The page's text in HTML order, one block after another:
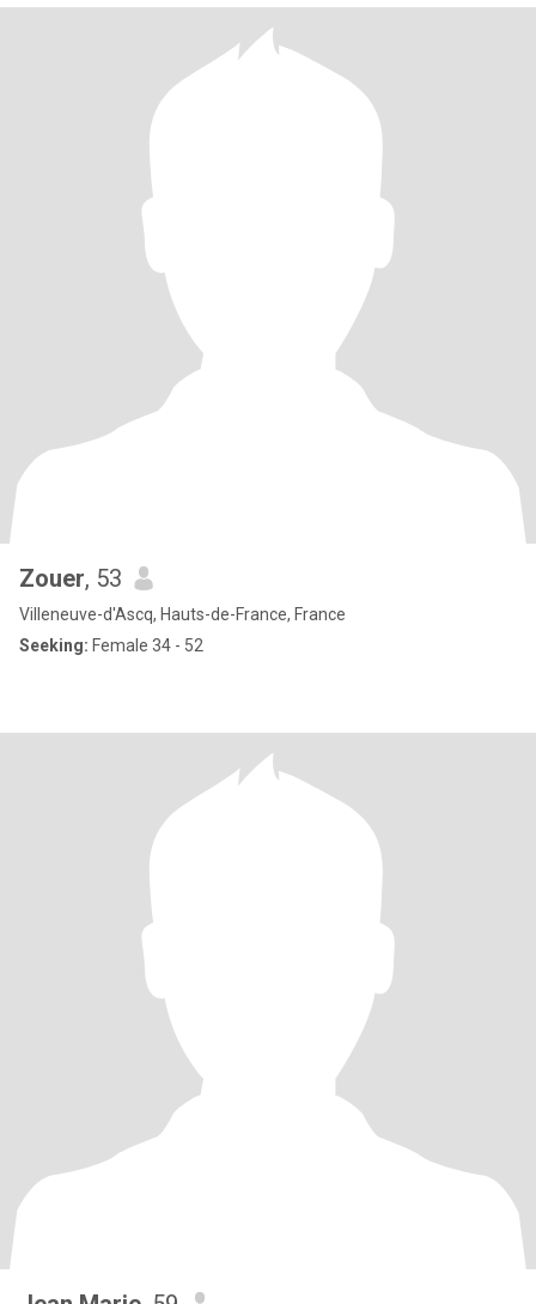
Zouer, 53
Villeneuve-d'Ascq, Hauts-de-France, France
Seeking: Female 34 - 52